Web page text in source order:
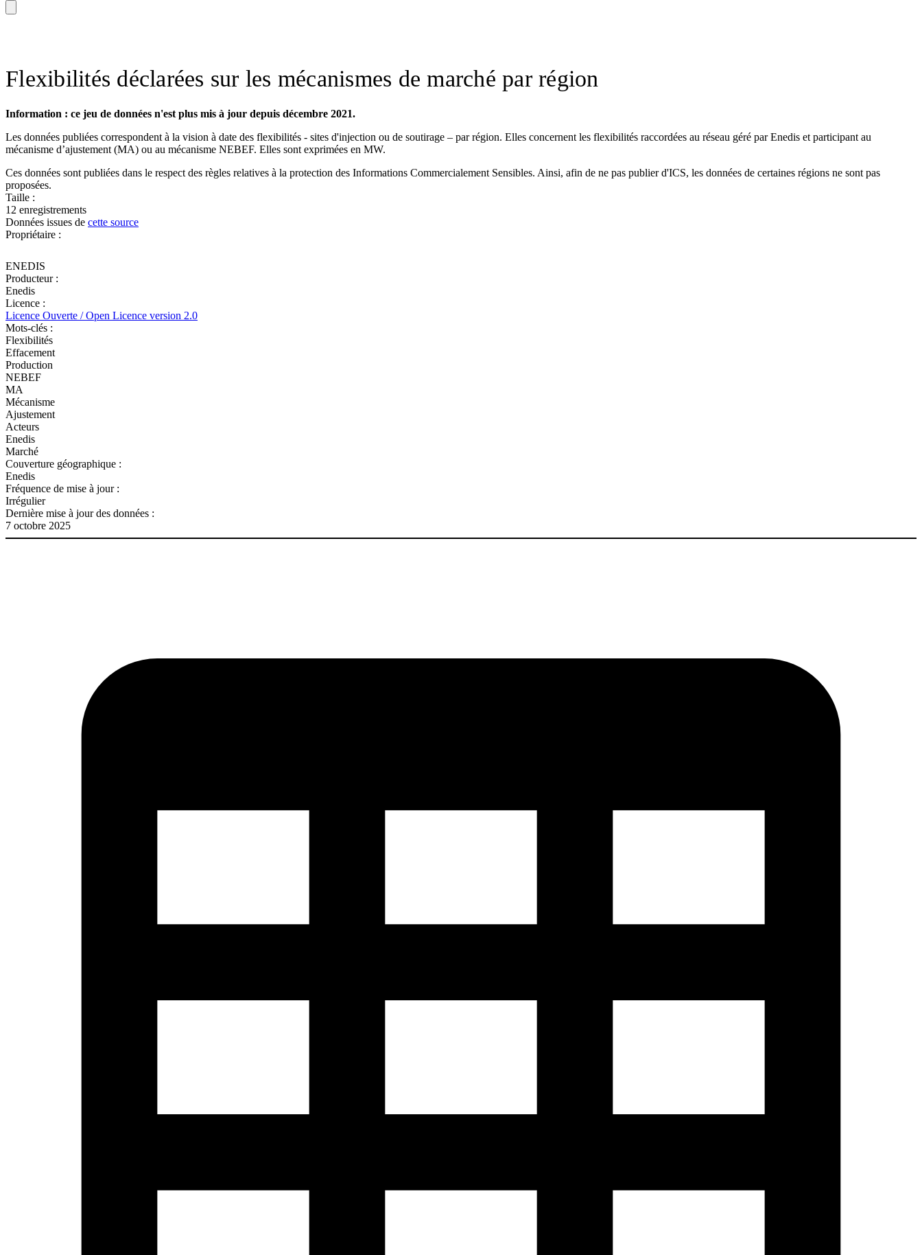
Flexibilités déclarées sur les mécanismes de marché par région
Information : ce jeu de données n'est plus mis à jour depuis décembre 2021.
Les données publiées correspondent à la vision à date des flexibilités - sites d'injection ou de soutirage – par région. Elles concernent les flexibilités raccordées au réseau géré par Enedis et participant au
mécanisme d’ajustement (MA) ou au mécanisme NEBEF. Elles sont exprimées en MW.
Ces données sont publiées dans le respect des règles relatives à la protection des Informations Commercialement Sensibles. Ainsi, afin de ne pas publier d'ICS, les données de certaines régions ne sont pas
proposées.
Taille :
12 enregistrements
Données issues de cette source
Propriétaire :
ENEDIS
Producteur :
Enedis
Licence :
Licence Ouverte / Open Licence version 2.0
Mots-clés :
Flexibilités
Effacement
Production
NEBEF
MA
Mécanisme
Ajustement
Acteurs
Enedis
Marché
Couverture géographique :
Enedis
Fréquence de mise à jour :
Irrégulier
Dernière mise à jour des données :
7 octobre 2025